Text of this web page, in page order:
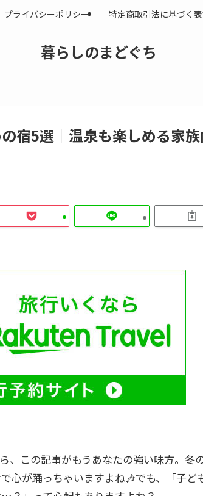
暮らしのまどぐち
プライバシーポリシー 特定商取引法に基づく
宿5選｜温泉も楽しめる家
、この記事がもうあなたの強い味方。冬
心が踊っちゃいますよね🎶でも、「子ど